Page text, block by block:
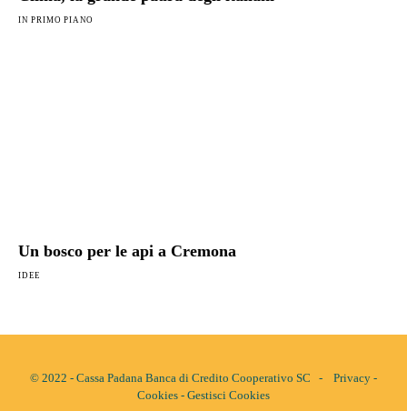
IN PRIMO PIANO
Un bosco per le api a Cremona
IDEE
© 2022 - Cassa Padana Banca di Credito Cooperativo SC - Privacy -
Cookies - Gestisci Cookies